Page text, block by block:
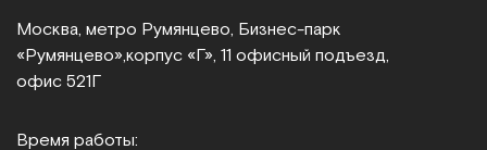
Москва, метро Румянцево, Бизнес‑парк
«Румянцево», корпус «Г», 11 офисный подъезд,
офис 521Г
Время работы: